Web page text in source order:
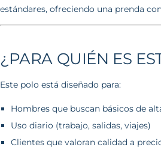
estándares, ofreciendo una prenda
¿PARA QUIÉN ES
Este polo está diseñado para:
Hombres que buscan básicos de
Uso diario (trabajo, salidas, viajes)
Clientes que valoran calidad a